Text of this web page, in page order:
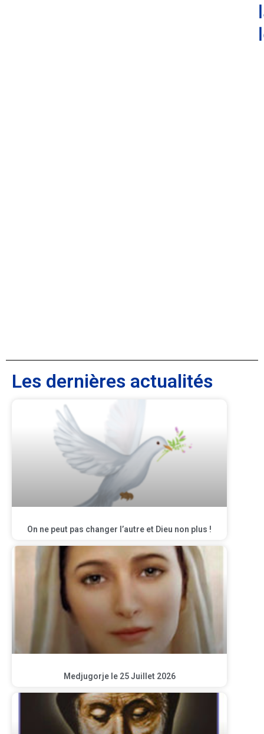
Les dernières actualités
On ne peut pas changer l’autre et Dieu non plus !
Medjugorje le 25 Juillet 2026